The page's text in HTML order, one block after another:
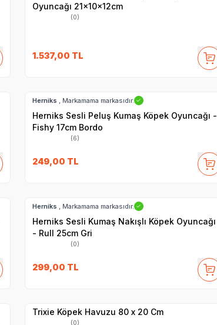
Oyuncağı 21x10x12cm
(0)
1.537,00 TL
Herniks , Markamama markasıdır. ✓
Herniks Sesli Peluş Kumaş Köpek Oyuncağı -
Fishy 17cm Bordo
(6)
249,00 TL
Herniks , Markamama markasıdır. ✓
Herniks Sesli Kumaş Nakışlı Köpek Oyuncağı
- Rull 25cm Gri
(0)
299,00 TL
Trixie Köpek Havuzu 80 x 20 Cm
(0)